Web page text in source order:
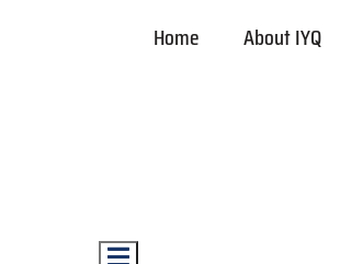
Home About IYQ
Hamburger Toggle Menu